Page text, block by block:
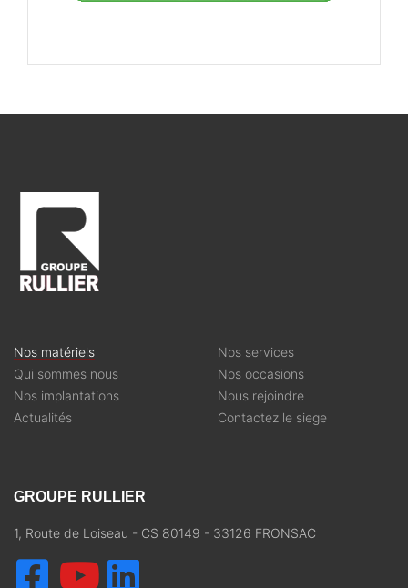
Nos matériels
Qui sommes nous
Nos implantations
Actualités
Nos services
Nos occasions
Nous rejoindre
Contactez le siege
GROUPE RULLIER
1, Route de Loiseau - CS 80149 - 33126 FRONSAC